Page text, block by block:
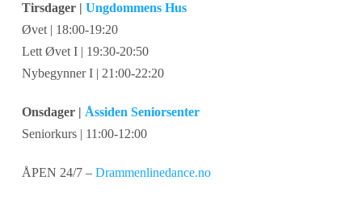
Tirsdager | Ungdommens Hus
Øvet | 18:00-19:20
Lett Øvet I | 19:30-20:50
Nybegynner I | 21:00-22:20
Onsdager | Åssiden Seniorsenter
Seniorkurs | 11:00-12:00
ÅPEN 24/7 – Drammenlinedance.no